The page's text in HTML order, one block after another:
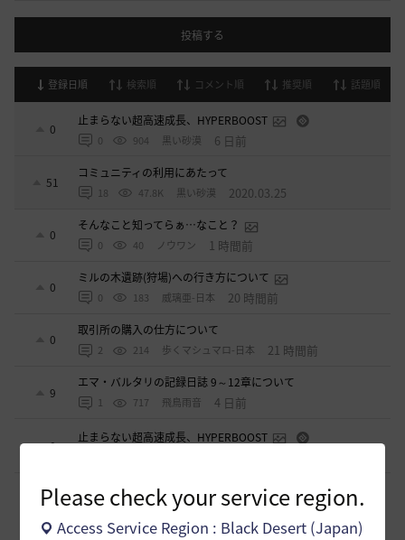
Please check your service region.
Access Service Region : Black Desert (Japan)
投稿する
登録日順 検索順 コメント順 推奨順 話題順
0
止まらない超高速成長、HYPERBOOST
0 904 黒い砂漠 6 日前
51
コミュニティの利用にあたって
18 47.8K 黒い砂漠 2020.03.25
0
そんなこと知ってらぁ…なこと？
0 40 ノウワン 1 時間前
0
ミルの木遺跡(狩場)への行き方について
0 183 威璃亜-日本 20 時間前
0
取引所の購入の仕方について
2 214 歩くマシュマロ-日本 21 時間前
9
エマ・バルタリの記録日誌 9～12章について
1 717 飛鳥雨音 4 日前
0
止まらない超高速成長、HYPERBOOST
4
【ギルド名声】2026ハイデル宴会スクショ【どうなる？】
（2026年ギルド名声アプデリンク追記）
0 849 セルベリア 10 日前